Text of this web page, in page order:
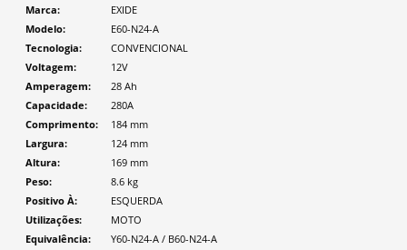
Marca
EXIDE
Modelo
E60-N24-A
Tecnologia
CONVENCIONAL
Voltagem
12V
Amperagem
28 Ah
Capacidade
280A
Comprimento
184 mm
Largura
124 mm
Altura
169 mm
Peso
8.6 kg
Positivo À
ESQUERDA
Utilizações
MOTO
Equivalência
Y60-N24-A / B60-N24-A